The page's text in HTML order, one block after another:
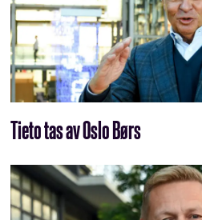
Tieto tas av Oslo Børs